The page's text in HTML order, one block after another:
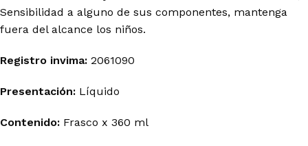
Sensibilidad a alguno de sus componentes, mantenga
fuera del alcance los niños.
Registro invima: 2061090
Presentación: Líquido
Contenido: Frasco x 360 ml